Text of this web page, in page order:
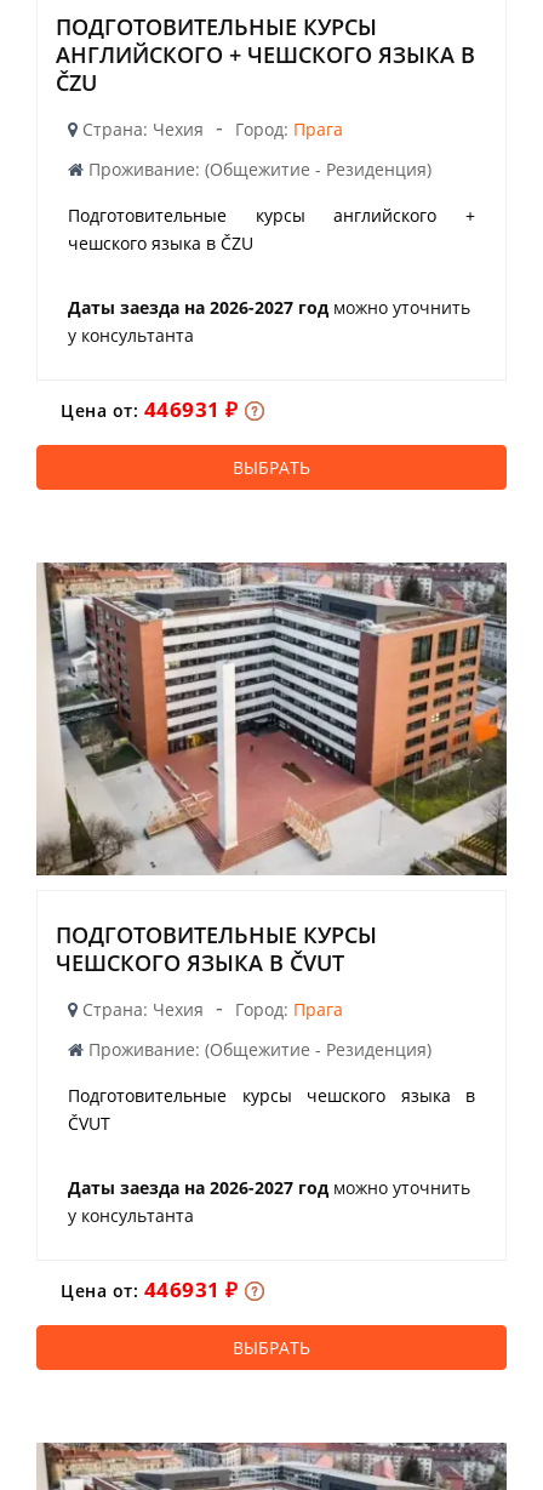
ПОДГОТОВИТЕЛЬНЫЕ КУРСЫ
АНГЛИЙСКОГО + ЧЕШСКОГО ЯЗЫКА В
ČZU
Страна: Чехия - Город: Прага
Проживание: (Общежитие - Резиденция)
Подготовительные курсы английского +
чешского языка в ČZU
Даты заезда на 2026-2027 год можно уточнить
у консультанта
Цена от: 446931 ₽
ВЫБРАТЬ
ПОДГОТОВИТЕЛЬНЫЕ КУРСЫ
ЧЕШСКОГО ЯЗЫКА В ČVUT
Страна: Чехия - Город: Прага
Проживание: (Общежитие - Резиденция)
Подготовительные курсы чешского языка в
ČVUT
Даты заезда на 2026-2027 год можно уточнить
у консультанта
Цена от: 446931 ₽
ВЫБРАТЬ